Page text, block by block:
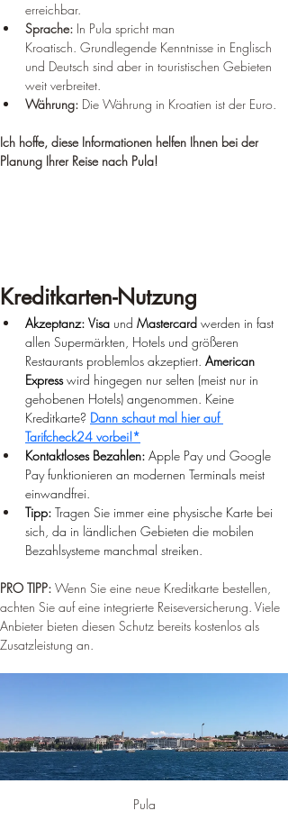
erreichbar.
Sprache: In Pula spricht man
Kroatisch. Grundlegende Kenntnisse in Englisch
und Deutsch sind aber in touristischen Gebieten
weit verbreitet.
Währung: Die Währung in Kroatien ist der Euro.
Ich hoffe, diese Informationen helfen Ihnen bei der
Planung Ihrer Reise nach Pula!
Kreditkarten-Nutzung
Akzeptanz: Visa und Mastercard werden in fast
allen Supermärkten, Hotels und größeren
Restaurants problemlos akzeptiert. American
Express wird hingegen nur selten (meist nur in
gehobenen Hotels) angenommen. Keine
Kreditkarte? Dann schaut mal hier auf
Tarifcheck24 vorbei!*
Kontaktloses Bezahlen: Apple Pay und Google
Pay funktionieren an modernen Terminals meist
einwandfrei.
Tipp: Tragen Sie immer eine physische Karte bei
sich, da in ländlichen Gebieten die mobilen
Bezahlsysteme manchmal streiken.
PRO TIPP: Wenn Sie eine neue Kreditkarte bestellen,
achten Sie auf eine integrierte Reiseversicherung. Viele
Anbieter bieten diesen Schutz bereits kostenlos als
Zusatzleistung an.
Pula